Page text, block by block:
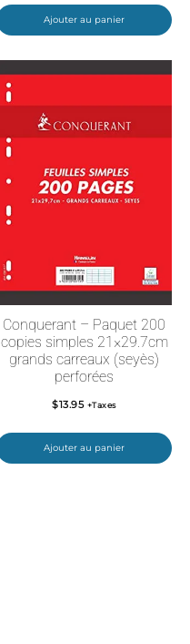
Ajouter au panier
Conquerant – Paquet 200
copies simples 21×29.7cm
grands carreaux (seyès)
perforées
$13.95 +Taxes
Ajouter au panier